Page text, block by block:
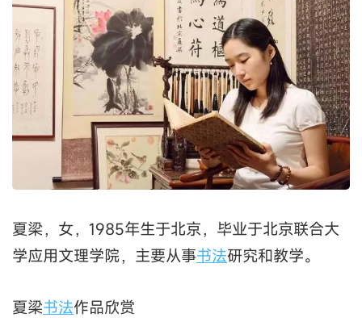
夏梁，女，1985年生于北京，毕业于北京联合大
学应用文理学院，主要从事书法研究和教学。
夏梁书法作品欣赏